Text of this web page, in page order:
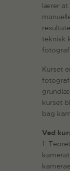
lærer at
teknisk
Kurset
kurset
bag
Ved
1.